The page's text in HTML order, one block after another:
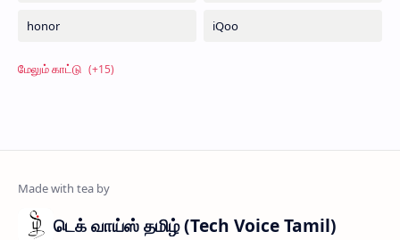
டெக் வாய்ஸ் தமிழ் (Tech Voice Tamil)